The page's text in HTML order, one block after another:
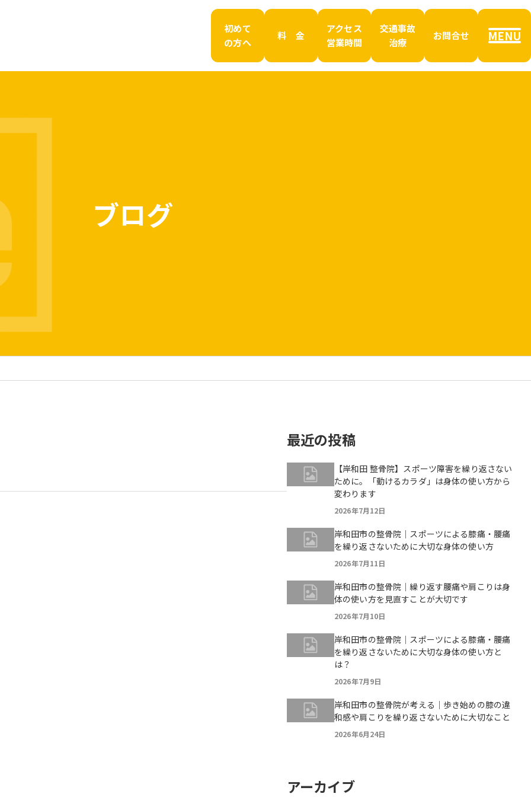
初めて
の方へ
料 金
アクセス
営業時間
交通事故
治療
お問合せ MENU
ブログ
最近の投稿
【岸和田 整骨院】スポーツ障害を繰り返さない
ために。「動けるカラダ」は身体の使い方から
変わります
2026年7月12日
岸和田市の整骨院｜スポーツによる膝痛・腰痛
を繰り返さないために大切な身体の使い方
2026年7月11日
岸和田市の整骨院｜繰り返す腰痛や肩こりは身
体の使い方を見直すことが大切です
2026年7月10日
岸和田市の整骨院｜スポーツによる膝痛・腰痛
を繰り返さないために大切な身体の使い方と
は？
2026年7月9日
岸和田市の整骨院が考える｜歩き始めの膝の違
和感や肩こりを繰り返さないために大切なこと
2026年6月24日
アーカイブ